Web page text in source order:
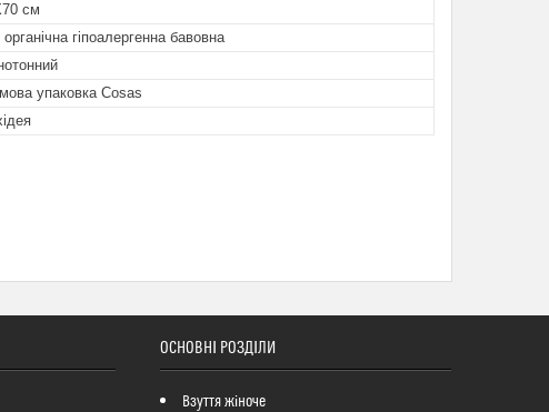
см
органічна гіпоалергенна бавовна
упаковка Cosas
ОСНОВНІ РОЗДІЛИ
Взуття жіноче